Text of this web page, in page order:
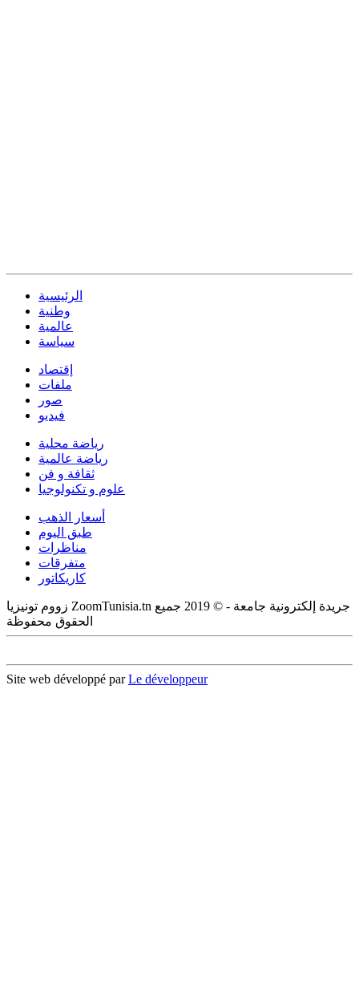
الرئيسية
وطنية
عالمية
سياسة
إقتصاد
ملفات
صور
فيديو
رياضة محلية
رياضة عالمية
ثقافة و فن
علوم و تكنولوجيا
أسعار الذهب
طبق اليوم
مناظرات
متفرقات
كاريكاتور
زووم تونيزيا ZoomTunisia.tn جريدة إلكترونية جامعة - © 2019 جميع
الحقوق محفوظة
Site web développé parLe développeur